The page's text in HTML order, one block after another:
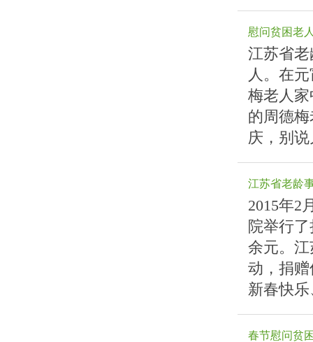
慰问贫困老
江苏省
人。在
梅老人
的周德
庆，别
江苏省老龄
2015年2
院举行
余元。
动，捐
新春快
春节慰问贫